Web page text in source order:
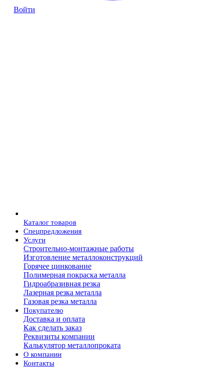
Войти
Каталог товаров
Спецпредложения
Услуги
Строительно-монтажные работы
Изготовление металлоконструкций
Горячее цинкование
Полимерная покраска металла
Гидроабразивная резка
Лазерная резка металла
Газовая резка металла
Покупателю
Доставка и оплата
Как сделать заказ
Реквизиты компании
Калькулятор металлопроката
О компании
Контакты